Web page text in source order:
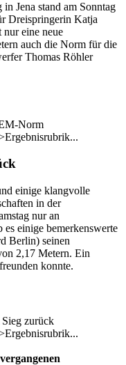
Jena stand am Sonntag
Dreispringerin Katja
eine neue
auch die Norm für die
Thomas Röhler
Norm
einige klangvolle
in der
nur an
es einige bemerkenswerte
Berlin) seinen
2,17 Metern. Ein
konnte.
zurück